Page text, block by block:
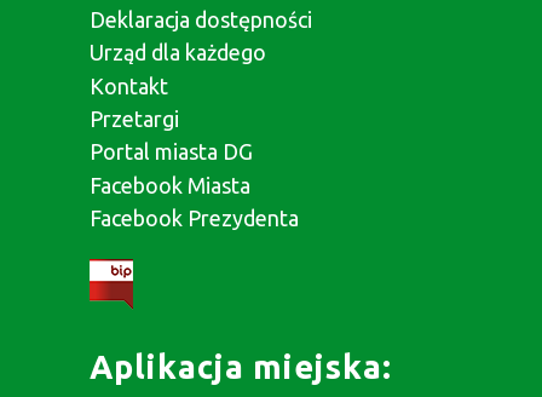
Deklaracja dostępności
Urząd dla każdego
Kontakt
Przetargi
Portal miasta DG
Facebook Miasta
Facebook Prezydenta
Aplikacja miejska: